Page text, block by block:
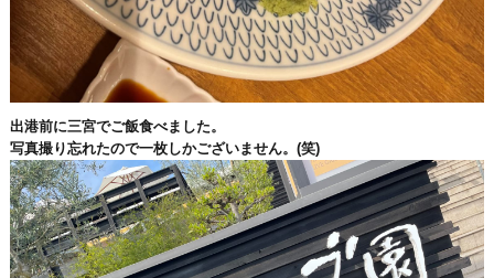
出港前に三宮でご飯食べました。
写真撮り忘れたので一枚しかございません。(笑)